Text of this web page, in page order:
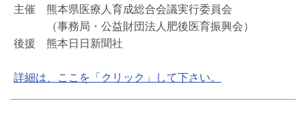
主催 熊本県医療人育成総合会議実行委員会
（事務局・公益財団法人肥後医育振興会）
後援 熊本日日新聞社
詳細は、ここを「クリック」して下さい。